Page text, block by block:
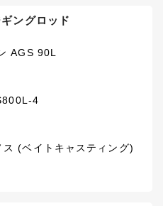
ングロッド
AGS 90L
4
ス (ベイトキャスティング)